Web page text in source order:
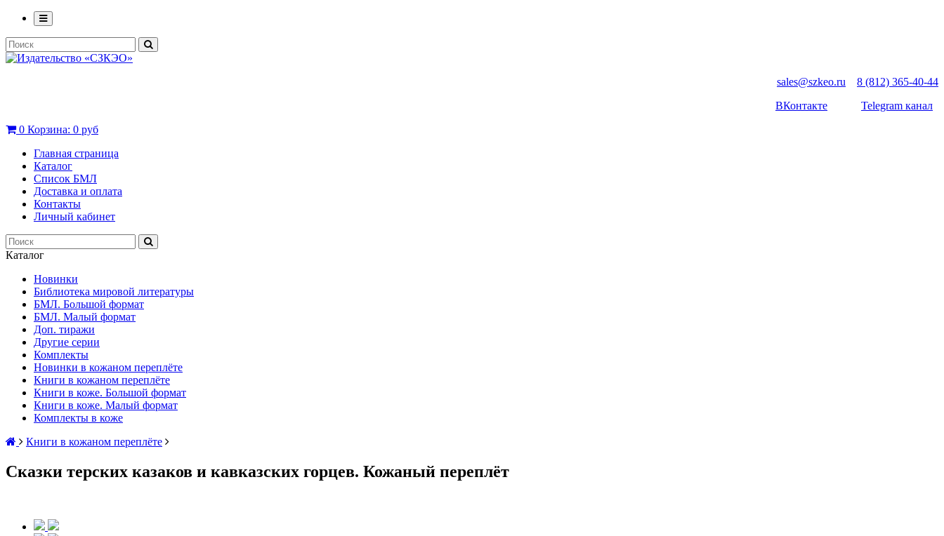
sales@szkeo.ru
8 (812) 365-40-44
ВКонтакте
Telegram канал
0 Корзина: 0 руб
Главная страница
Каталог
Список БМЛ
Доставка и оплата
Контакты
Личный кабинет
Каталог
Новинки
Библиотека мировой литературы
БМЛ. Большой формат
БМЛ. Малый формат
Доп. тиражи
Другие серии
Комплекты
Новинки в кожаном переплёте
Книги в кожаном переплёте
Книги в коже. Большой формат
Книги в коже. Малый формат
Комплекты в коже
Книги в кожаном переплёте
Сказки терских казаков и кавказских горцев. Кожаный переплёт